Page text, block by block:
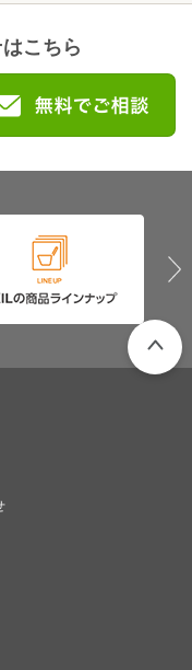
こちら